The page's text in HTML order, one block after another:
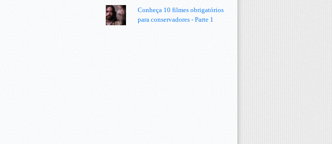
Conheça 10 filmes obrigatórios
para conservadores - Parte 1